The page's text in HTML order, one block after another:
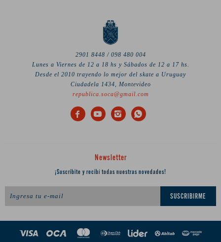
2901 8448 / 098 480 004
Lunes a Viernes de 12 a 18 hs y Sábados de 12 a 17 hs.
Desde el 2010 trayendo lo mejor del skate a Uruguay
Ciudadela 1434, Montevideo
republica.soca@gmail.com
   
Newsletter
¡Suscribite y recibí todas nuestras novedades!
SUSCRIBIRME